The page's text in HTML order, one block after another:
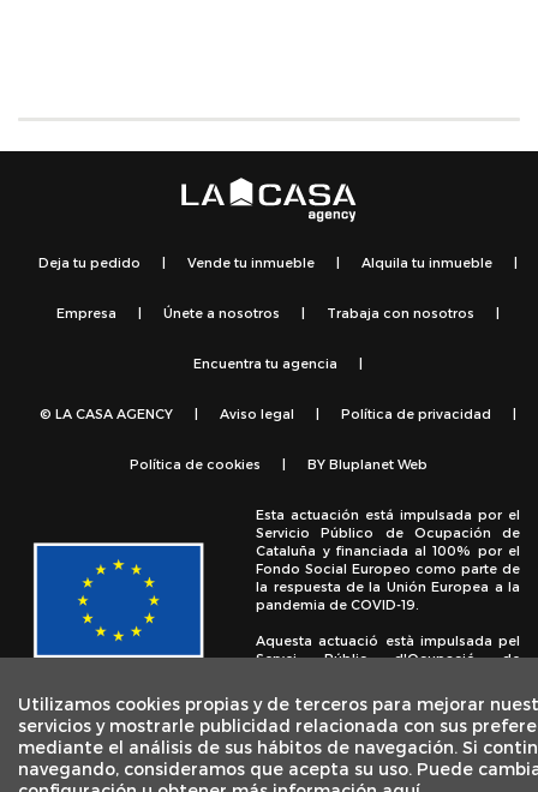
Utilizamos cookies propias y de terceros para mejorar
servicios y mostrarle publicidad relacionada con sus
mediante el análisis de sus hábitos de navegación. Si
navegando, consideramos que acepta su uso. Puede
Deja tu pedido | Vende tu inmueble | Alquila tu inmueble |
Empresa | Únete a nosotros | Trabaja con nosotros |
Encuentra tu agencia |
© LA CASA AGENCY | Aviso legal | Política de privacidad |
Política de cookies | BY Bluplanet Web
Esta actuación está impulsada por el
Servicio Público de Ocupación de
Cataluña y financiada al 100% por el
Fondo Social Europeo como parte de
la respuesta de la Unión Europea a la
pandemia de COVID-19.
Aquesta actuació està impulsada pel
Servei Públic d'Ocupació de
Fons Social Europeu com a part de la
resposta de la Unió Europea a la
pandèmia de COVID-19.